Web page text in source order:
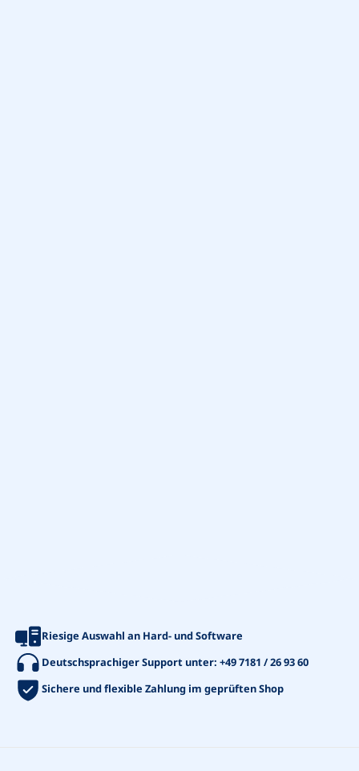
Riesige Auswahl an Hard- und Software
Deutschsprachiger Support unter: +49 7181 / 26 93 60
Sichere und flexible Zahlung im geprüften Shop